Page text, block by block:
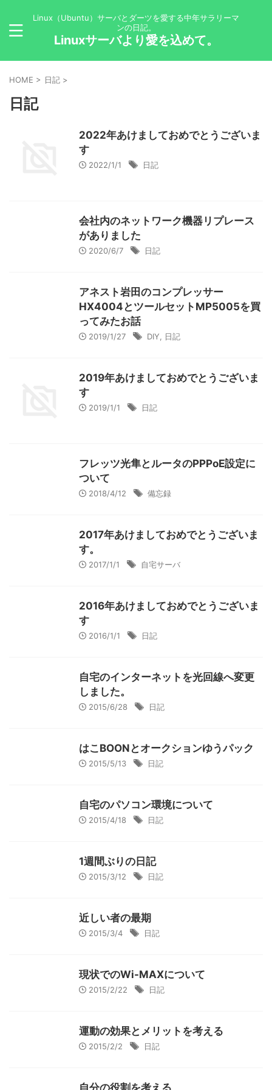
Linux（Ubuntu）サーバとダーツを愛する中年サラリーマ
ンの日記。
Linuxサーバより愛を込めて。
HOME > 日記 >
日記
2022年あけましておめでとうございま
す
2022/1/1 日記
会社内のネットワーク機器リプレース
がありました
2020/6/7 日記
アネスト岩田のコンプレッサー
HX4004とツールセットMP5005を買
ってみたお話
2019/1/27 DIY 日記
2019年あけましておめでとうございま
す
2019/1/1 日記
フレッツ光隼とルータのPPPoE設定に
ついて
2018/4/12 備忘録
2017年あけましておめでとうございま
す。
2017/1/1 自宅サーバ
2016年あけましておめでとうございま
す
2016/1/1 日記
自宅のインターネットを光回線へ変更
しました。
2015/6/28 日記
はこBOONとオークションゆうパック
2015/5/13 日記
自宅のパソコン環境について
2015/4/18 日記
1週間ぶりの日記
2015/3/12 日記
近しい者の最期
2015/3/4 日記
現状でのWi-MAXについて
2015/2/22 日記
運動の効果とメリットを考える
2015/2/2 日記
自分の役割を考える